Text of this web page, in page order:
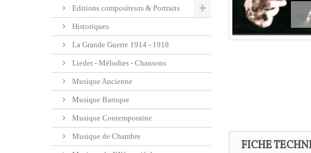
Editions compositeurs & Portraits
Historiques
La Grande Guerre 1914 - 1918
Lieder - Mélodies - Chansons
Musique Ancienne
Musique Baroque
Musique Contemporaine
Musique de Chambre
FICHE